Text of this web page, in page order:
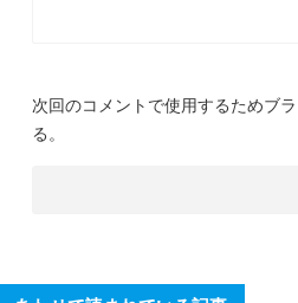
次回のコメントで使用するためブ
る。